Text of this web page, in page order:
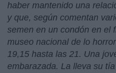
haber mantenido una
y que, según comentan
semen en un condón en el
museo nacional de lo
19,15 hasta las 21. Una
embarazada. La lleva su